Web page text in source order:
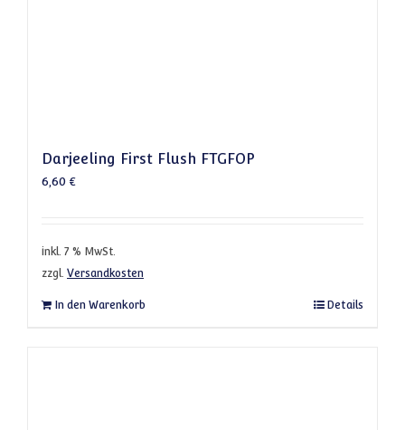
Darjeeling First Flush FTGFOP
6,60 €
inkl. 7 % MwSt.
zzgl. Versandkosten
In den Warenkorb Details